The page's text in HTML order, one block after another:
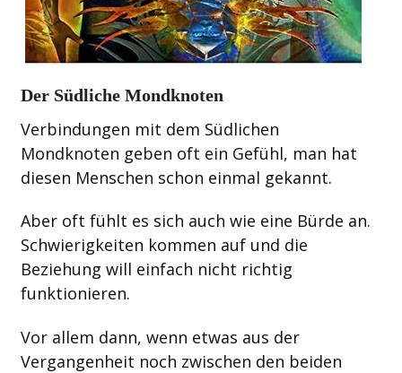
Der Südliche Mondknoten
Verbindungen mit dem Südlichen
Mondknoten geben oft ein Gefühl, man hat
diesen Menschen schon einmal gekannt.
Aber oft fühlt es sich auch wie eine Bürde an.
Schwierigkeiten kommen auf und die
Beziehung will einfach nicht richtig
funktionieren.
Vor allem dann, wenn etwas aus der
Vergangenheit noch zwischen den beiden